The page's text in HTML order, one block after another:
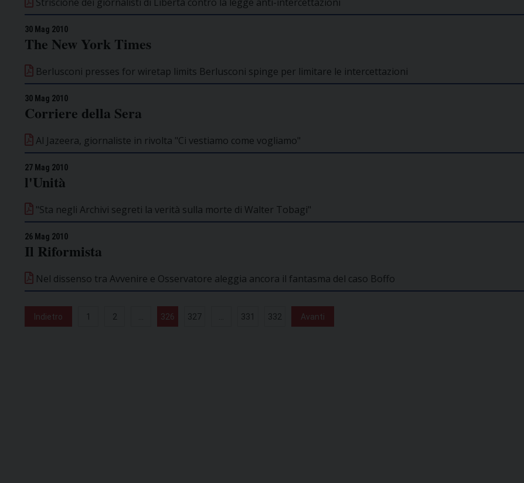
30 Mag 2010
The New York Times
Berlusconi presses for wiretap limits Berlusconi spinge per limitare le intercettazioni
30 Mag 2010
Corriere della Sera
Al Jazeera, giornaliste in rivolta "Ci vestiamo come vogliamo"
27 Mag 2010
l'Unità
"Sta negli Archivi segreti la verità sulla morte di Walter Tobagi"
26 Mag 2010
Il Riformista
Nel dissenso tra Avvenire e Osservatore aleggia ancora il fantasma del caso Boffo
Indietro 1 2 326 327 331 332 Avanti